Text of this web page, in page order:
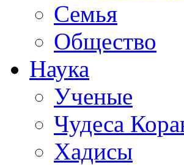
Семья
Общество
Наука
Ученые
Чудеса
Хадисы